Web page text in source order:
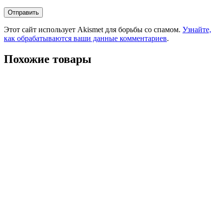
Этот сайт использует Akismet для борьбы со спамом. Узнайте,
как обрабатываются ваши данные комментариев.
Похожие товары